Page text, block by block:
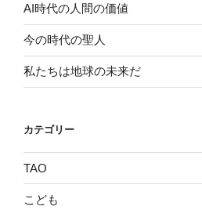
AI時代の人間の価値
今の時代の聖人
私たちは地球の未来だ
カテゴリー
TAO
こども